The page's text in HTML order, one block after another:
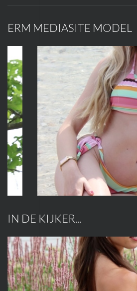
ERM MEDIASITE MODEL
IN DE KIJKER...